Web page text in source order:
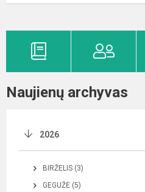
Naujienų archyvas
2026
BIRŽELIS (3)
GEGUŽĖ (5)